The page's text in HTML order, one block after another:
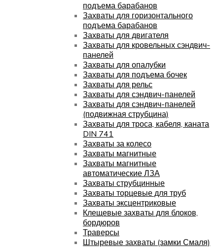
подъема барабанов
Захваты для горизонтального
подъема барабанов
Захваты для двигателя
Захваты для кровельных сэндвич-
панелей
Захваты для опалубки
Захваты для подъема бочек
Захваты для рельс
Захваты для сэндвич-панелей
Захваты для сэндвич-панелей
(подвижная струбцина)
Захваты для троса, кабеля, каната
DIN 741
Захваты за колесо
Захваты магнитные
Захваты магнитные
автоматические ЛЗА
Захваты струбцинные
Захваты торцевые для труб
Захваты эксцентриковые
Клещевые захваты для блоков,
бордюров
Траверсы
Штыревые захваты (замки Смаля)